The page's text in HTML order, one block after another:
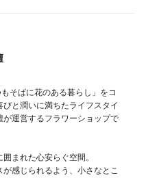
そばに花のある暮らし」をコ
と潤いに満ちたライフスタイ
運営するフラワーショップで
まれた心安らぐ空間。
感じられるよう、小さなとこ